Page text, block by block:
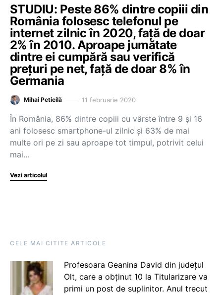
STUDIU: Peste 86% dintre copiii din
România folosesc telefonul pe
internet zilnic în 2020, față de doar
2% în 2010. Aproape jumătate
dintre ei cumpără sau verifică
prețuri pe net, față de doar 8% în
Germania
Mihai Peticilă 11 februarie 2020
În România, 86% dintre copiii cu vârste între 9 și 16
ani folosesc smartphone-ul zilnic și 63% de mai
multe ori pe zi sau aproape tot timpul, potrivit celui
mai…
Vezi articolul
CELE MAI CITITE ARTICOLE
Profesoara Geanina David din județul
Olt, care a obținut 10 la Titularizare va
primi un post de suplinitor. Anul trecut